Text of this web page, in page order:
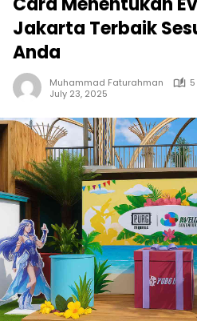
Jakarta Terbaik
Anda
Muhammad Faturahman
July 23, 2025